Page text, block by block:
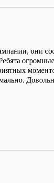
они